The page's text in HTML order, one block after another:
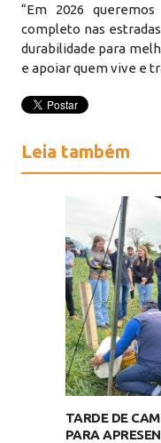
“Em 2026
completo nas
durabilidade para
e apoiar quem vive e
Leia também
TARDE DE
PARA